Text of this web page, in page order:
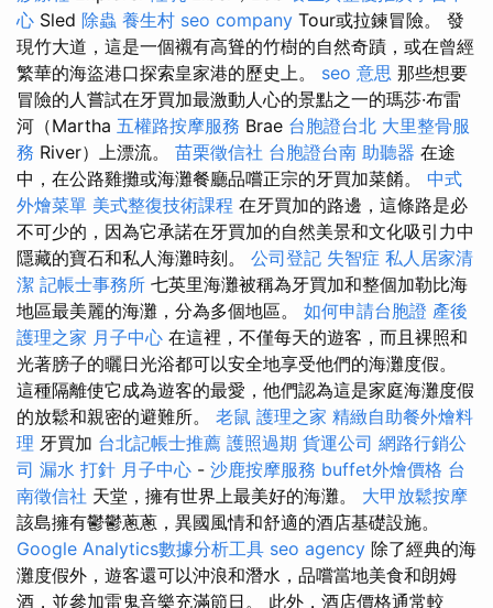
心 Sled 除蟲 養生村 seo company Tour或拉鍊冒險。 發
現竹大道，這是一個襯有高聳的竹樹的自然奇蹟，或在曾經
繁華的海盜港口探索皇家港的歷史上。 seo 意思 那些想要
冒險的人嘗試在牙買加最激動人心的景點之一的瑪莎·布雷
河（Martha 五權路按摩服務 Brae 台胞證台北 大里整骨服
務 River）上漂流。 苗栗徵信社 台胞證台南 助聽器 在途
中，在公路雞攤或海灘餐廳品嚐正宗的牙買加菜餚。 中式
外燴菜單 美式整復技術課程 在牙買加的路邊，這條路是必
不可少的，因為它承諾在牙買加的自然美景和文化吸引力中
隱藏的寶石和私人海灘時刻。 公司登記 失智症 私人居家清
潔 記帳士事務所 七英里海灘被稱為牙買加和整個加勒比海
地區最美麗的海灘，分為多個地區。 如何申請台胞證 產後
護理之家 月子中心 在這裡，不僅每天的遊客，而且裸照和
光著膀子的曬日光浴都可以安全地享受他們的海灘度假。
這種隔離使它成為遊客的最愛，他們認為這是家庭海灘度假
的放鬆和親密的避難所。 老鼠 護理之家 精緻自助餐外燴料
理 牙買加 台北記帳士推薦 護照過期 貨運公司 網路行銷公
司 漏水 打針 月子中心 - 沙鹿按摩服務 buffet外燴價格 台
南徵信社 天堂，擁有世界上最美好的海灘。 大甲放鬆按摩
該島擁有鬱鬱蔥蔥，異國風情和舒適的酒店基礎設施。
Google Analytics數據分析工具 seo agency 除了經典的海
灘度假外，遊客還可以沖浪和潛水，品嚐當地美食和朗姆
酒，並參加雷鬼音樂充滿節日。 此外，酒店價格通常較